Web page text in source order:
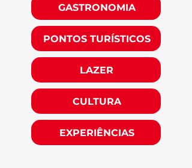
GASTRONOMIA
PONTOS TURÍSTICOS
LAZER
CULTURA
EXPERIÊNCIAS